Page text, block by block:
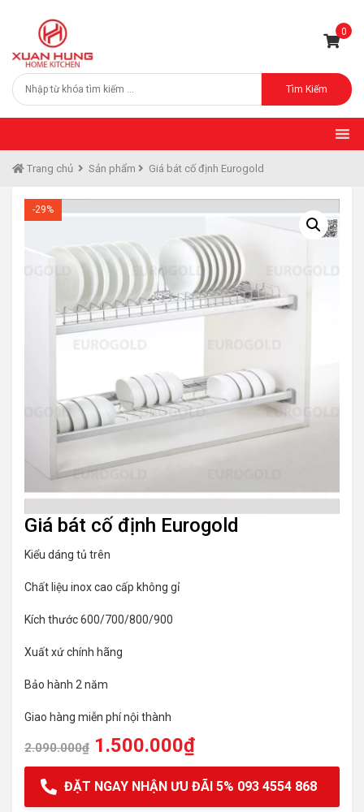
0
Tìm Kiếm
Trang chủ Sản phẩm Giá bát cố định Eurogold
-29%
Giá bát cố định Eurogold
Kiểu dáng tủ trên
Chất liệu inox cao cấp không gỉ
Kích thước 600/700/800/900
Xuất xứ chính hãng
Bảo hành 2 năm
Giao hàng miễn phí nội thành
2.090.000₫ 1.500.000₫
ĐẶT NGAY NHẬN ƯU ĐÃI 5% 093 4554 868